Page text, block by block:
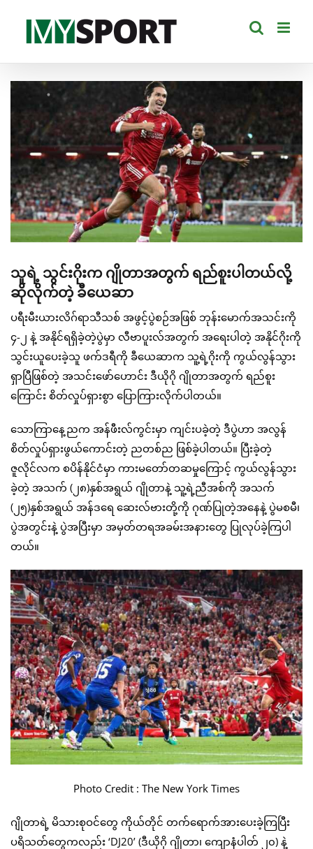
content
View
Larger
Image
သူရဲ့ သွင်းဂိုးက ဂျိုတာအတွက် ရည်စူးပါတယ်လို့
ဆိုလိုက်တဲ့ ခီယေဆာ
ပရီးမီးယားလိဂ်ရာသီသစ် အဖွင့်ပွဲစဉ်အဖြစ် ဘုန်းမောက်အသင်းကို
၄-၂ နဲ့ အနိုင်ရရှိခဲ့တဲ့ပွဲမှာ လီဗာပူးလ်အတွက် အရေးပါတဲ့ အနိုင်ဂိုးကို
သွင်းယူပေးခဲ့သူ ဖက်ဒရီကို ခီယေဆာက သူ့ရဲ့ဂိုးကို ကွယ်လွန်သွား
ရှာပြီဖြစ်တဲ့ အသင်းဖော်ဟောင်း ဒီယိုဂို ဂျိုတာအတွက် ရည်စူး
ကြောင်း စိတ်လှုပ်ရှားစွာ ပြောကြားလိုက်ပါတယ်။
သောကြာနေ့ညက အန်ဖီးလ်ကွင်းမှာ ကျင်းပခဲ့တဲ့ ဒီပွဲဟာ အလွန်
စိတ်လှုပ်ရှားဖွယ်ကောင်းတဲ့ ညတစ်ည ဖြစ်ခဲ့ပါတယ်။ ပြီးခဲ့တဲ့
ဇူလိုင်လက စပိန်နိုင်ငံမှာ ကားမတော်တဆမှုကြောင့် ကွယ်လွန်သွား
ခဲ့တဲ့ အသက် (၂၈)နှစ်အရွယ် ဂျိုတာနဲ့ သူ့ရဲ့ညီအစ်ကို အသက်
(၂၅)နှစ်အရွယ် အန်ဒရေ ဆေးလ်ဗားတို့ကို ဂုဏ်ပြုတဲ့အနေနဲ့ ပွဲမစမီ၊
ပွဲအတွင်းနဲ့ ပွဲအပြီးမှာ အမှတ်တရအခမ်းအနားတွေ ပြုလုပ်ခဲ့ကြပါ
တယ်။
Photo Credit : The New York Times
ဂျိုတာရဲ့ မိသားစုဝင်တွေ ကိုယ်တိုင် တက်ရောက်အားပေးခဲ့ကြပြီး
ပရိသတ်တွေကလည်း ‘DJ20’ (ဒီယိုဂို ဂျိုတာ၊ ကျောနံပါတ် ၂၀) နဲ့